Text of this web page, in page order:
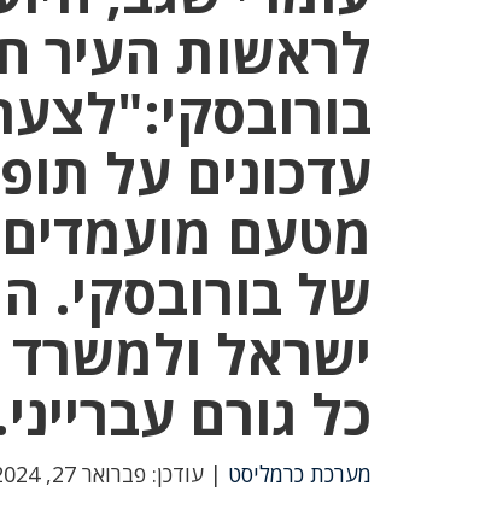
לראשות העיר
עדכונים על
מטעם
של בורובסקי.
ישראל ולמשרד
כל גורם
מערכת כרמליסט | עודכן: פברואר 27, 2024